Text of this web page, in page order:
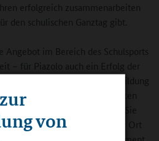
von
erfolgreich zusammenarbeiten
den schulischen Ganztag gibt.
im Bereich des Schulsports
– für Piazolo auch ein Erfolg der
Sportlehreraus- und -weiterbildung
und Sportlehrer stärken
Kinder und Jugendlichen. Sie
ganze Schulgemeinschaft vor Ort